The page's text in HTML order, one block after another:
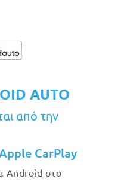
AUTO
από την
CarPlay
Android στο